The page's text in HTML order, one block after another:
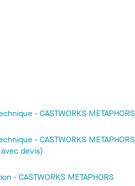
- CASTWORKS METAPHORS
- CASTWORKS METAPHORS
devis)
- CASTWORKS METAPHORS